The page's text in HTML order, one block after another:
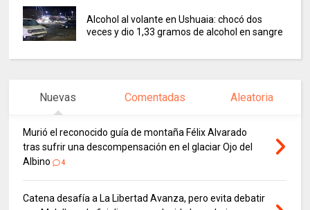
Alcohol al volante en Ushuaia: chocó dos
veces y dio 1,33 gramos de alcohol en sangre
Nuevas Comentadas Aleatoria
Murió el reconocido guía de montaña Félix Alvarado
tras sufrir una descompensación en el glaciar Ojo del
Albino
4
Catena desafía a La Libertad Avanza, pero evita debatir